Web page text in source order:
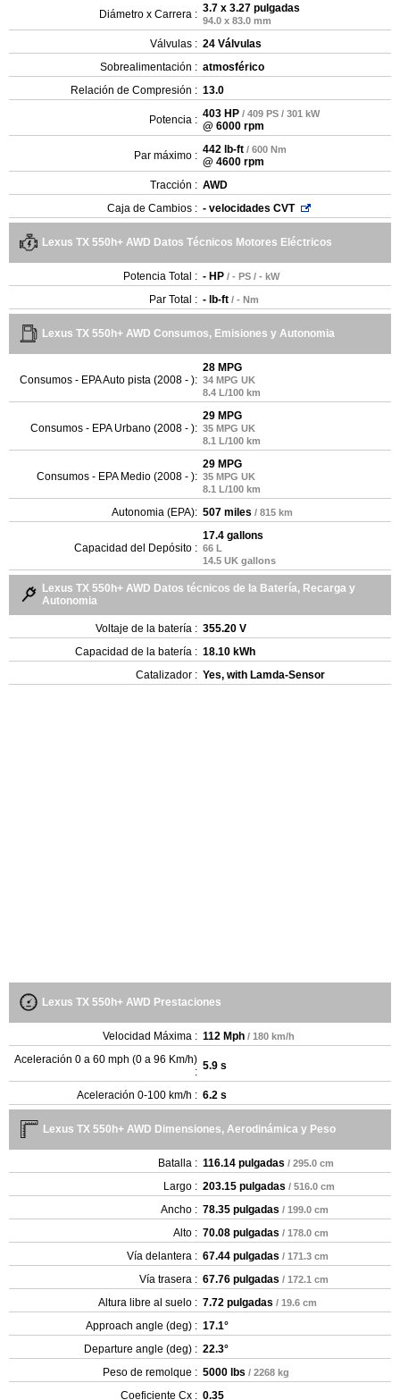
Diámetro x Carrera : 3.7 x 3.27 pulgadas
94.0 x 83.0 mm
Válvulas : 24 Válvulas
Sobrealimentación : atmosférico
Relación de Compresión : 13.0
Potencia : 403 HP / 409 PS / 301 kW
@ 6000 rpm
Par máximo : 442 lb-ft / 600 Nm
@ 4600 rpm
Tracción : AWD
Caja de Cambios : - velocidades CVT
Lexus TX 550h+ AWD Datos Técnicos Motores Eléctricos
Potencia Total : - HP / - PS / - kW
Par Total : - lb-ft / - Nm
Lexus TX 550h+ AWD Consumos, Emisiones y Autonomia
Consumos - EPA Auto pista (2008 - ):
28 MPG
34 MPG UK
8.4 L/100 km
Consumos - EPA Urbano (2008 - ):
29 MPG
35 MPG UK
8.1 L/100 km
Consumos - EPA Medio (2008 - ):
29 MPG
35 MPG UK
8.1 L/100 km
Autonomia (EPA): 507 miles / 815 km
Capacidad del Depósito :
17.4 gallons
66 L
14.5 UK gallons
Lexus TX 550h+ AWD Datos técnicos de la Batería, Recarga y
Autonomia
Voltaje de la batería : 355.20 V
Capacidad de la batería : 18.10 kWh
Catalizador : Yes, with Lamda-Sensor
Lexus TX 550h+ AWD Prestaciones
Velocidad Máxima : 112 Mph / 180 km/h
Aceleración 0 a 60 mph (0 a 96 Km/h)
: 5.9 s
Aceleración 0-100 km/h : 6.2 s
Lexus TX 550h+ AWD Dimensiones, Aerodinámica y Peso
Batalla : 116.14 pulgadas / 295.0 cm
Largo : 203.15 pulgadas / 516.0 cm
Ancho : 78.35 pulgadas / 199.0 cm
Alto : 70.08 pulgadas / 178.0 cm
Vía delantera : 67.44 pulgadas / 171.3 cm
Vía trasera : 67.76 pulgadas / 172.1 cm
Altura libre al suelo : 7.72 pulgadas / 19.6 cm
Approach angle (deg) : 17.1°
Departure angle (deg) : 22.3°
Peso de remolque : 5000 lbs / 2268 kg
Coeficiente Cx : 0.35